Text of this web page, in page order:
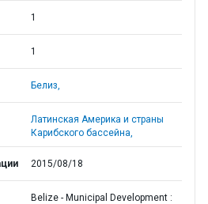
1
1
Белиз,
Латинская Америка и страны
Карибского бассейна,
2015/08/18
Belize - Municipal Development :